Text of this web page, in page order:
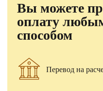
Вы можете
оплату
способом
Перевод на